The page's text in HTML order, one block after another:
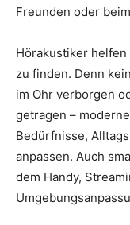
Freunden oder
Hörakustiker helfen
zu finden. Denn
im Ohr verborgen
getragen –
Bedürfnisse,
anpassen. Auch
dem Handy,